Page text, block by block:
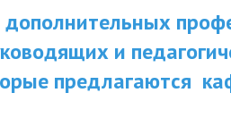
дополнительных
и
предлагаются